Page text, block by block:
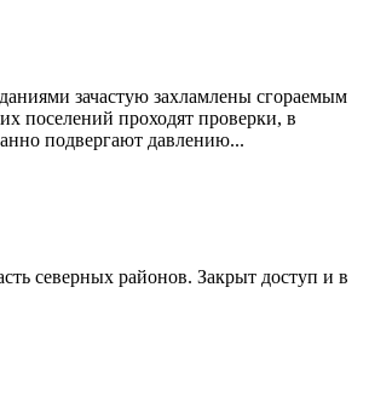
зачастую захламлены сгораемым
поселений проходят проверки, в
подвергают давлению...
северных районов. Закрыт доступ и в